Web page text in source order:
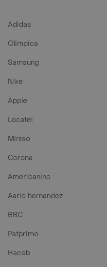
Adidas
Olimpica
Samsung
Nike
Apple
Locatel
Miniso
Corona
Americanino
Aario hernandez
BBC
Patprimo
Haceb